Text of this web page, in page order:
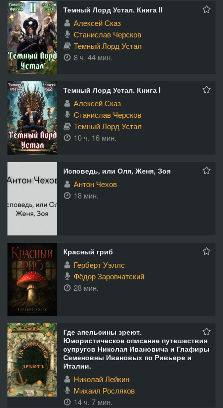
Темный Лорд Устал. Книга II
Алексей Сказ
Станислав Черсков
Темный Лорд Устал
8 ч. 44 мин.
Темный Лорд Устал. Книга I
Алексей Сказ
Станислав Черсков
Темный Лорд Устал
10 ч. 16 мин.
Исповедь, или Оля, Женя, Зоя
Антон Чехов
18 мин.
Красный гриб
Герберт Уэллс
Фёдор Заровчатский
28 мин.
Где апельсины зреют.
Юмористическое описание путешествия
супругов Николая Ивановича и Глафиры
Семеновны Ивановых по Ривьере и
Италии.
Николай Лейкин
Михаил Росляков
14 ч. 7 мин.